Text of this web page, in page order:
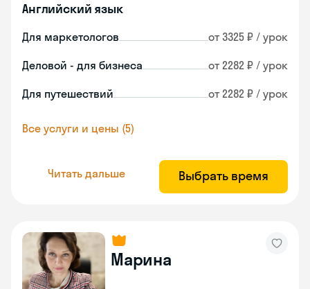
Английский язык
Для маркетологов от 3325 ₽ / урок
Деловой - для бизнеса от 2282 ₽ / урок
Для путешествий от 2282 ₽ / урок
Все услуги и цены (5)
Читать дальше Выбрать время
Марина